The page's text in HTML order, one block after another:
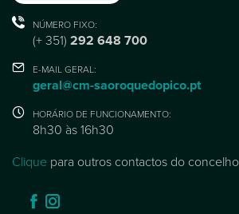
NÚMERO FIXO:
(+ 351) 292 648 700
E-MAIL GERAL:
geral@cm-saoroquedopico.pt
HORÁRIO DE FUNCIONAMENTO:
8h30 às 16h30
Clique para outros contactos do